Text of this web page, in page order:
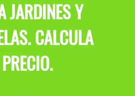
JARDINES Y
CALCULA
PRECIO.